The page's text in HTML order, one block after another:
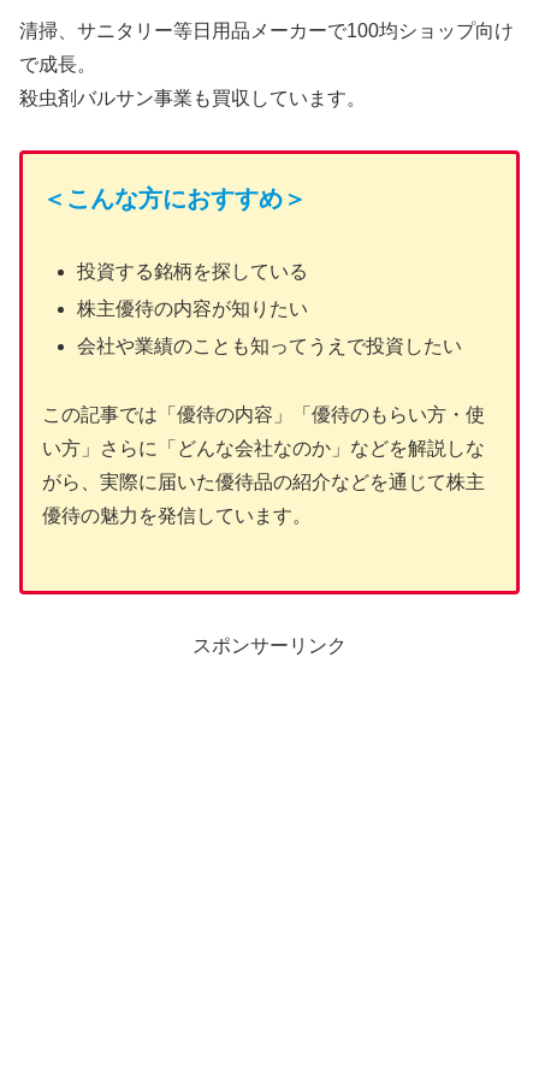
清掃、サニタリー等日用品メーカーで100均ショップ向け
で成長。
殺虫剤バルサン事業も買収しています。
＜こんな方におすすめ＞
投資する銘柄を探している
株主優待の内容が知りたい
会社や業績のことも知ってうえで投資したい
この記事では「優待の内容」「優待のもらい方・使
い方」さらに「どんな会社なのか」などを解説しな
がら、実際に届いた優待品の紹介などを通じて株主
優待の魅力を発信しています。
スポンサーリンク